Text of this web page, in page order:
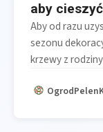
aby
Aby od razu
sezonu
krzewy z